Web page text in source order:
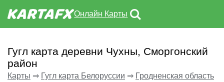
Онлайн Карты
Гугл карта деревни Чухны, Сморгонский
район
Карты ⇒ Гугл карта Белоруссии ⇒ Гродненская область